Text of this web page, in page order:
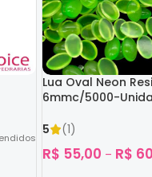
Lua Oval Neon
6mmc/5000-
5
(1)
R$ 55,00 – R$